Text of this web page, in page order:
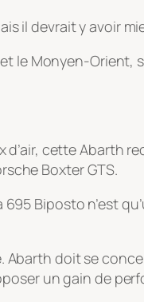
il devrait y avoir
le Monyen-
cette Abarth
Boxter GTS.
Biposto n’est
doit se
un gain de